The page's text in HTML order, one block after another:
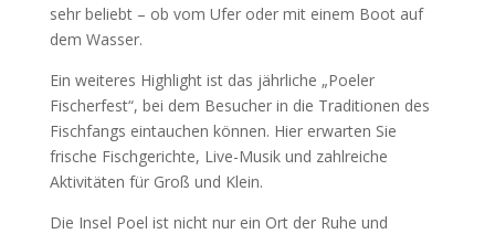
sehr beliebt – ob vom Ufer oder mit einem Boot auf
dem Wasser.
Ein weiteres Highlight ist das jährliche „Poeler
Fischerfest“, bei dem Besucher in die Traditionen des
Fischfangs eintauchen können. Hier erwarten Sie
frische Fischgerichte, Live-Musik und zahlreiche
Aktivitäten für Groß und Klein.
Die Insel Poel ist nicht nur ein Ort der Ruhe und